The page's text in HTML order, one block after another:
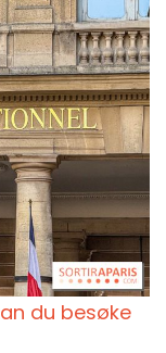
du besøke